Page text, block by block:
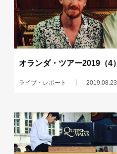
オランダ・ツアー2019（4）
ライブ・レポート 2019.08.23